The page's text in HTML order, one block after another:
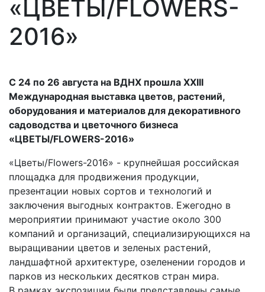
«ЦВЕТЫ/FLOWERS-
2016»
С 24 по 26 августа на ВДНХ прошла XXIII
Международная выставка цветов, растений,
оборудования и материалов для декоративного
садоводства и цветочного бизнеса
«ЦВЕТЫ/FLOWERS-2016»
«Цветы/Flowers-2016» - крупнейшая российская
площадка для продвижения продукции,
презентации новых сортов и технологий и
заключения выгодных контрактов. Ежегодно в
мероприятии принимают участие около 300
компаний и организаций, специализирующихся на
выращивании цветов и зеленых растений,
ландшафтной архитектуре, озеленении городов и
парков из нескольких десятков стран мира.